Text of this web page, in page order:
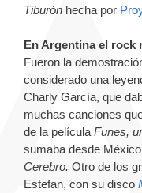
Tiburón hecha por
En Argentina el rock
Fueron la
considerado una
Charly García, que
muchas canciones
de la película Funes,
sumaba desde
Cerebro. Otro de los
Estefan, con su disco